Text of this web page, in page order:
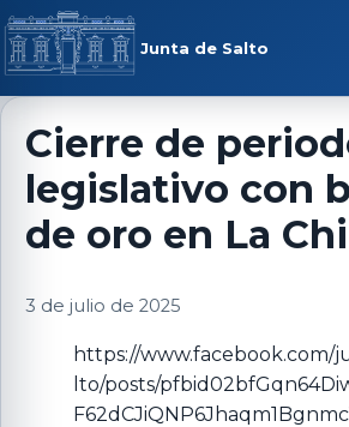
Saltar al contenido
Junta de Salto
menú
Cierre de
legislativo con
de oro en La
3 de julio de 2025
https://www.facebook.com/
lto/posts/